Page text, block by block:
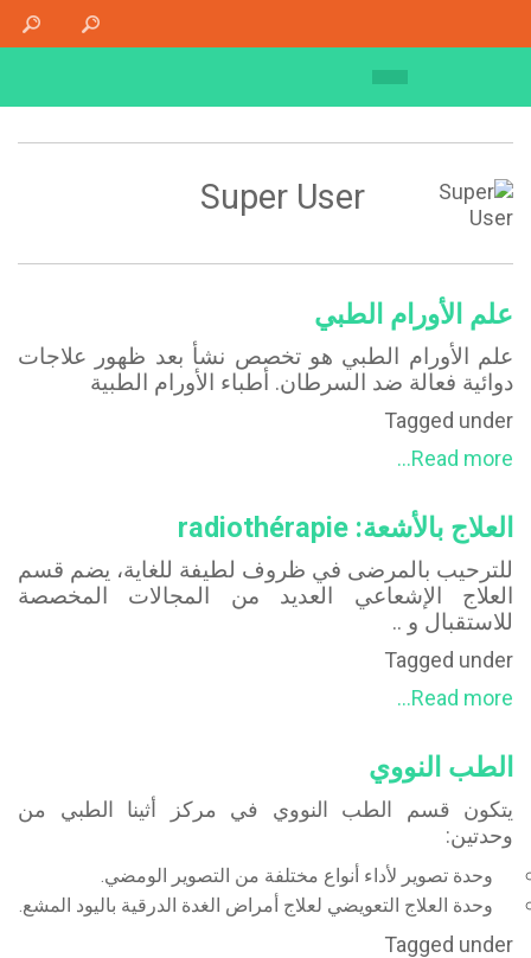
Super User
علم الأورام الطبي
علم الأورام الطبي هو تخصص نشأ بعد ظهور علاجات
دوائية فعالة ضد السرطان. أطباء الأورام الطبية
Tagged under
Read more...
العلاج بالأشعة: radiothérapie
للترحيب بالمرضى في ظروف لطيفة للغاية، يضم قسم
العلاج الإشعاعي العديد من المجالات المخصصة
للاستقبال و ..
Tagged under
Read more...
الطب النووي
يتكون قسم الطب النووي في مركز أثينا الطبي من
وحدتين:
وحدة تصوير لأداء أنواع مختلفة من التصوير الومضي.
وحدة العلاج التعويضي لعلاج أمراض الغدة الدرقية باليود المشع.
Tagged under
مركز أثينا الطبي AMC
المنصة التقنية
الاستشفاء النهاري
التصوير الطبي
علم الأورام الطبية
علم الأمراض التشريحي
التقنيات الجديدة
التعليم المستمر